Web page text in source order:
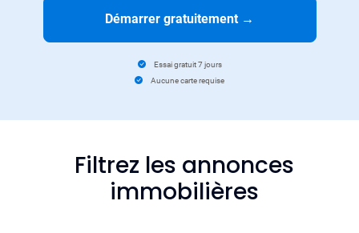
Démarrer gratuitement →
Essai gratuit 7 jours
Aucune carte requise
Filtrez les annonces
immobilières